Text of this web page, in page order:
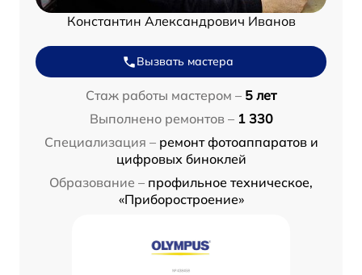
Константин Александрович Иванов
Вызвать мастера
Стаж работы мастером – 5 лет
Выполнено ремонтов – 1 330
Специализация – ремонт фотоаппаратов и
цифровых биноклей
Образование – профильное техническое,
«Приборостроение»